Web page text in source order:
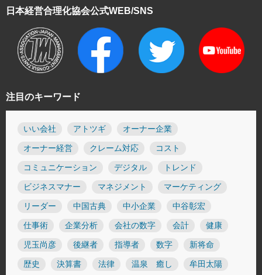
注目のキーワード
いい会社 アトツギ オーナー企業
オーナー経営 クレーム対応 コスト
コミュニケーション デジタル トレンド
ビジネスマナー マネジメント マーケティング
リーダー 中国古典 中小企業 中谷彰宏
仕事術 企業分析 会社の数字 会計 健康
児玉尚彦 後継者 指導者 数字 新将命
歴史 決算書 法律 温泉 癒し 牟田太陽
日本経営合理化協会公式WEB/SNS